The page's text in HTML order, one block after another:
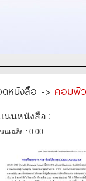
หนังสือ -> คอมพิ
นนหนังสือ :
นเฉลี่ย : 0.00